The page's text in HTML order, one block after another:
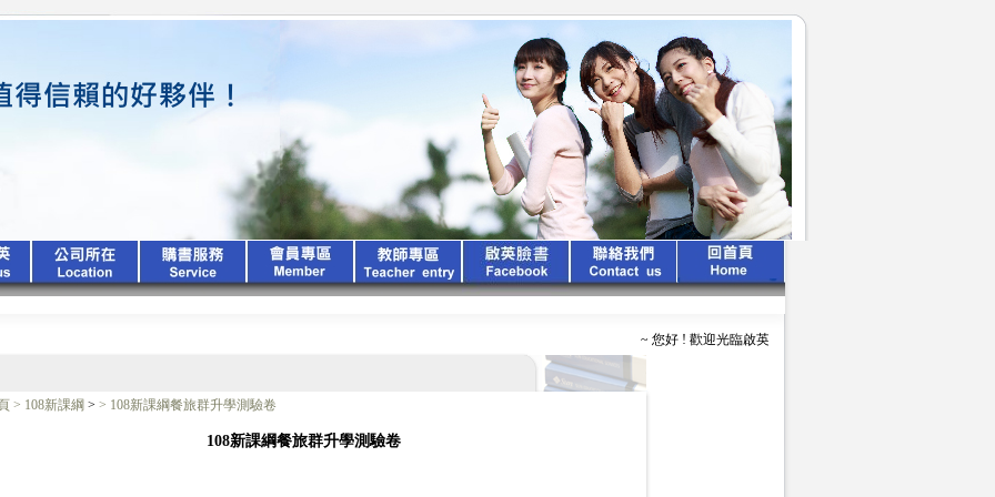
~ 您好 ! 歡迎光臨啟英文化公司 ~ ~ ~ 啟英出版 、 專
> 108新課綱 > > 108新課綱餐旅群升學測驗卷
108新課綱餐旅群升學測驗卷